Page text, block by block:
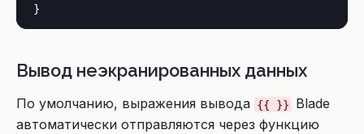
Вывод неэкранированных данных
По умолчанию, выражения вывода {{ }}
Blade
автоматически отправляются через функцию